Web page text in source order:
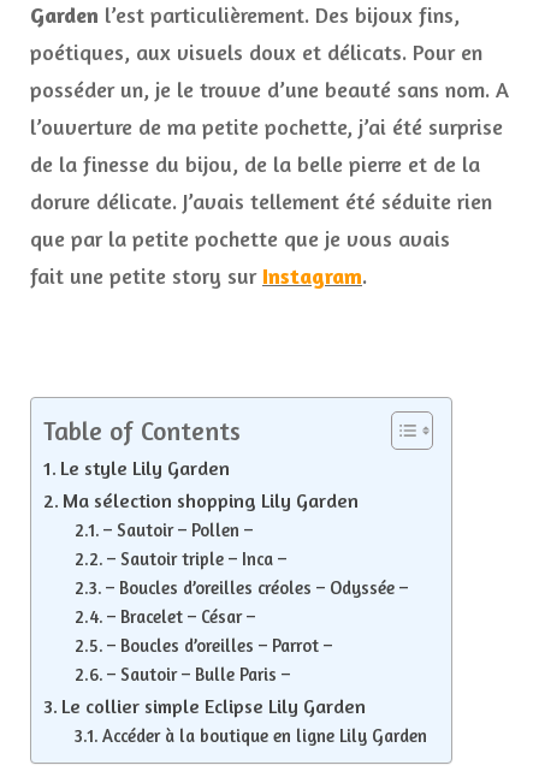
Garden l’est particulièrement. Des bijoux fins,
poétiques, aux visuels doux et délicats. Pour en
posséder un, je le trouve d’une beauté sans nom. A
l’ouverture de ma petite pochette, j’ai été surprise
de la finesse du bijou, de la belle pierre et de la
dorure délicate. J’avais tellement été séduite rien
que par la petite pochette que je vous avais
fait une petite story sur Instagram.
Table of Contents
Le style Lily Garden
Ma sélection shopping Lily Garden
– Sautoir – Pollen –
– Sautoir triple – Inca –
– Boucles d’oreilles créoles – Odyssée –
– Bracelet – César –
– Boucles d’oreilles – Parrot –
– Sautoir – Bulle Paris –
Le collier simple Eclipse Lily Garden
Accéder à la boutique en ligne Lily Garden